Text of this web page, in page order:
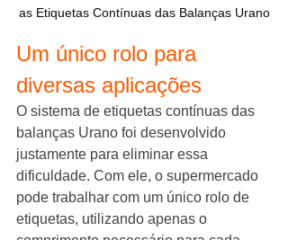
as Etiquetas Contínuas das Balanças Urano
Um único rolo para
diversas aplicações
O sistema de etiquetas contínuas das
balanças Urano foi desenvolvido
justamente para eliminar essa
dificuldade. Com ele, o supermercado
pode trabalhar com um único rolo de
etiquetas, utilizando apenas o